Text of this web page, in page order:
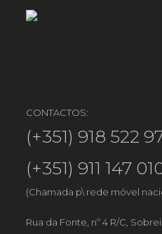
CONTACTOS:
(+351) 918 522
(+351) 911 147
(Chamada p\ rede móvel
Rua da Fonte, nº 4 R/C,